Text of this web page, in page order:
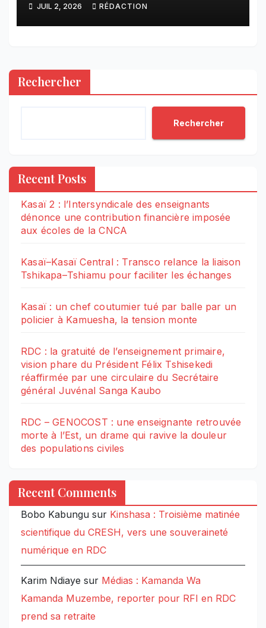
lieux inconnus à Goma
JUIL 2, 2026 RÉDACTION
Rechercher
Rechercher
Recent Posts
Kasaï 2 : l’Intersyndicale des enseignants
dénonce une contribution financière imposée
aux écoles de la CNCA
Kasaï–Kasaï Central : Transco relance la liaison
Tshikapa–Tshiamu pour faciliter les échanges
Kasaï : un chef coutumier tué par balle par un
policier à Kamuesha, la tension monte
RDC : la gratuité de l’enseignement primaire,
vision phare du Président Félix Tshisekedi
réaffirmée par une circulaire du Secrétaire
général Juvénal Sanga Kaubo
RDC – GENOCOST : une enseignante retrouvée
morte à l’Est, un drame qui ravive la douleur
des populations civiles
Recent Comments
Bobo Kabungu sur Kinshasa : Troisième matinée
scientifique du CRESH, vers une souveraineté
numérique en RDC
Karim Ndiaye sur Médias : Kamanda Wa
Kamanda Muzembe, reporter pour RFI en RDC
prend sa retraite